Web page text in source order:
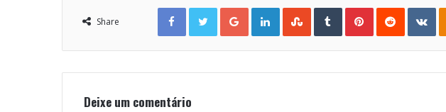
Share
Facebook Twitter Google+ LinkedIn StumbleUpon Tumblr Pinterest Reddit VKontakte
Deixe um comentário